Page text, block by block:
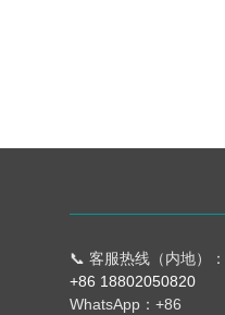
📞 客服热线（内地）：
+86 18802050820
WhatsApp：+86